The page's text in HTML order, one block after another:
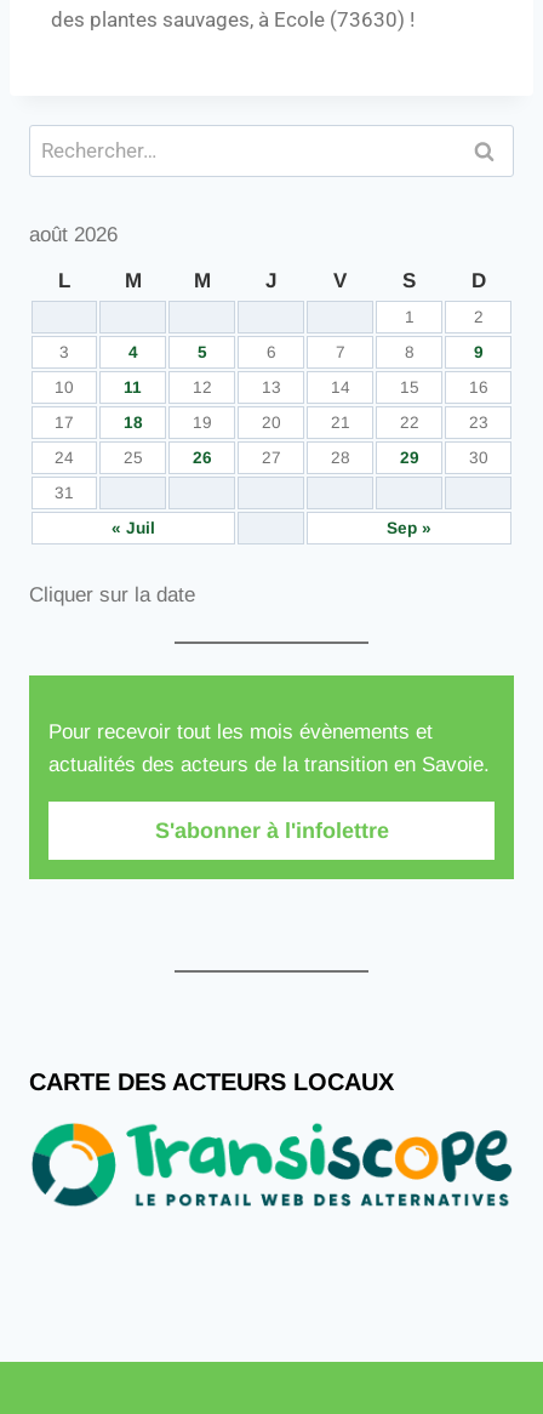
des plantes sauvages, à Ecole (73630) !
août 2026
L M M J V S D
1
2
3
4 5 6 7 8
9
10
11 12 13 14 15
16
17
18 19 20 21 22
23
24
25 26 27 28 29
30
31
« Juil
Sep »
Cliquer sur la date
Pour recevoir tout les mois évènements et
actualités des acteurs de la transition en Savoie.
S'abonner à l'infolettre
CARTE DES ACTEURS LOCAUX